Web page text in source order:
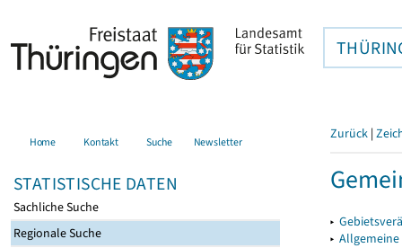
Home Kontakt Suche Newsletter
STATISTISCHE DATEN
Sachliche Suche
Regionale Suche
Zurück |
▸
▸